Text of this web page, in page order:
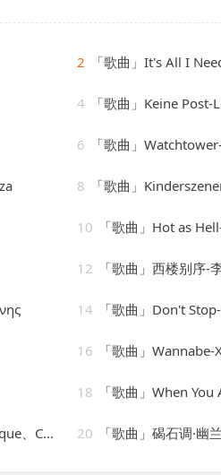
2 「歌曲」It's All I
4 「歌曲」Keine Post-Leo
6 「歌曲」
8 「歌曲」Kinderszenen,
10 「歌曲」Hot as
12 「歌曲」西楼别序-
14 「歌曲」Don't
16 「歌曲」Wannabe-
18 「歌曲」When
Stile 20 「歌曲」碣石调·幽